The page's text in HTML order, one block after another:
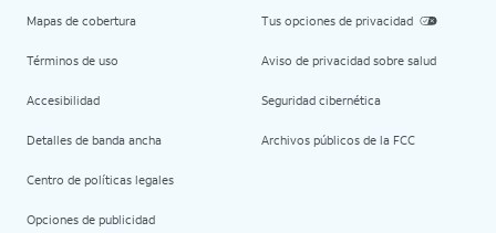
Mapas de cobertura
Términos de uso
Accesibilidad
Detalles de banda ancha
Centro de políticas legales
Opciones de publicidad
Tus opciones de privacidad
Aviso de privacidad sobre salud
Seguridad cibernética
Archivos públicos de la FCC